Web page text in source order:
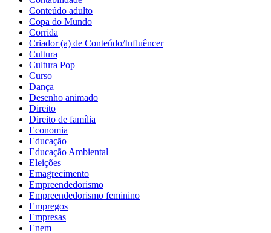
Conteúdo adulto
Copa do Mundo
Corrida
Criador (a) de Conteúdo/Influêncer
Cultura
Cultura Pop
Curso
Dança
Desenho animado
Direito
Direito de família
Economia
Educação
Educação Ambiental
Eleições
Emagrecimento
Empreendedorismo
Empreendedorismo feminino
Empregos
Empresas
Enem